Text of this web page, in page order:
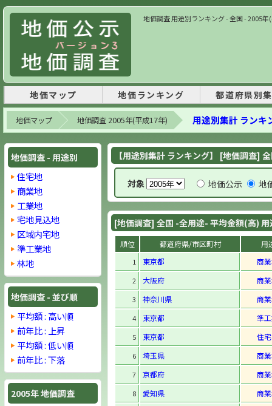
地価調査 用途別ランキング - 全国 - 2005
地価マップ 地価ランキング 都道府県別
地価マップ 地価調査 2005年(平成17年) 用途別集計 ランキ
地価調査 - 用途別
住宅地
商業地
工業地
宅地見込地
区域内宅地
準工業地
林地
地価調査 - 並び順
平均額 : 高い順
前年比 : 上昇
平均額 : 低い順
前年比 : 下落
2005年 地価調査
【用途別集計 ランキング】 [地価調査]
対象 地価公示 地
[地価調査] 全国 -全用途- 平均金額(高)
順位 都道府県/市区町村 用
1 東京都 商
2 大阪府 商
3 神奈川県 商
4 東京都 準
5 東京都 住
6 埼玉県 商
7 京都府 商
8 愛知県 商